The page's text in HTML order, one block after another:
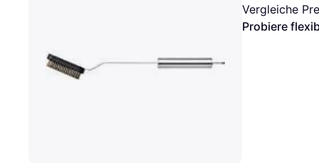
Bezahle in bis zu 30
Vergleiche
Probiere